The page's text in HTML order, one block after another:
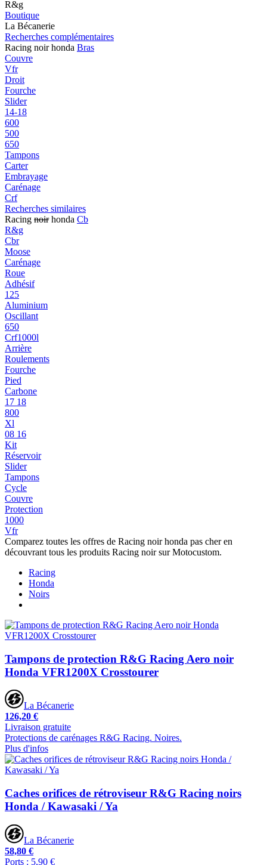
R&g
Boutique
La Bécanerie
Recherches complémentaires
Racing noir honda Bras
Couvre
Vfr
Droit
Fourche
Slider
14-18
600
500
650
Tampons
Carter
Embrayage
Carénage
Crf
Recherches similaires
Racing noirhonda Cb
R&g
Cbr
Moose
Carénage
Roue
Adhésif
125
Aluminium
Oscillant
650
Crf1000l
Arrière
Roulements
Fourche
Pied
Carbone
17 18
800
Xl
08 16
Kit
Réservoir
Slider
Tampons
Cycle
Couvre
Protection
1000
Vfr
Comparez toutes les offres de Racing noir honda pas cher en
découvrant tous les produits Racing noir sur Motocustom.
Racing
Honda
Noirs
Tampons de protection R&G Racing Aero noir
Honda VFR1200X Crosstourer
La Bécanerie
126,20 €
Livraison gratuite
Protections de carénages R&G Racing. Noires.
Plus d'infos
Caches orifices de rétroviseur R&G Racing noirs
Honda / Kawasaki / Ya
La Bécanerie
58,80 €
Ports : 5,90 €